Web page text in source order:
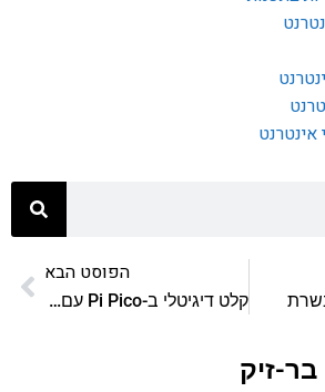
אינטרנט
הפוסט הבא
קלט דיגיטלי ב-Pi Pico עם ג׳אווהסקריפט
בר-זיק